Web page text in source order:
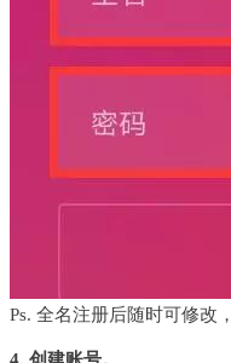
Ps. 全名注册后随时可修改